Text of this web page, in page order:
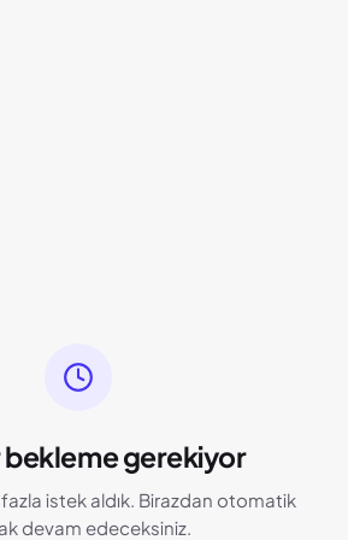
bekleme gerekiyor
istek aldık. Birazdan otomatik
devam edeceksiniz.